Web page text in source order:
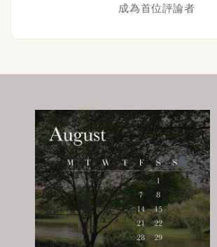
成為首位評論者